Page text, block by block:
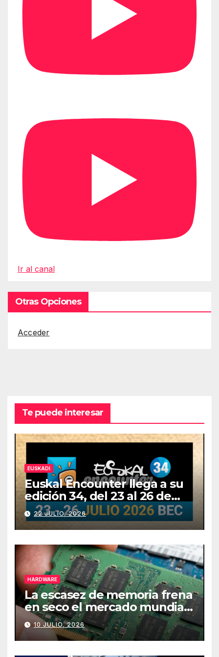
Ir al canal
Otras Opciones
Acceder
Te puede interesar
EUSKADI
Euskal Encounter llega a su
edición 34, del 23 al 26 de
julio
22 JULIO, 2026
HARDWARE
La escasez de memoria frena
en seco el mercado mundial
de PCs
10 JULIO, 2026